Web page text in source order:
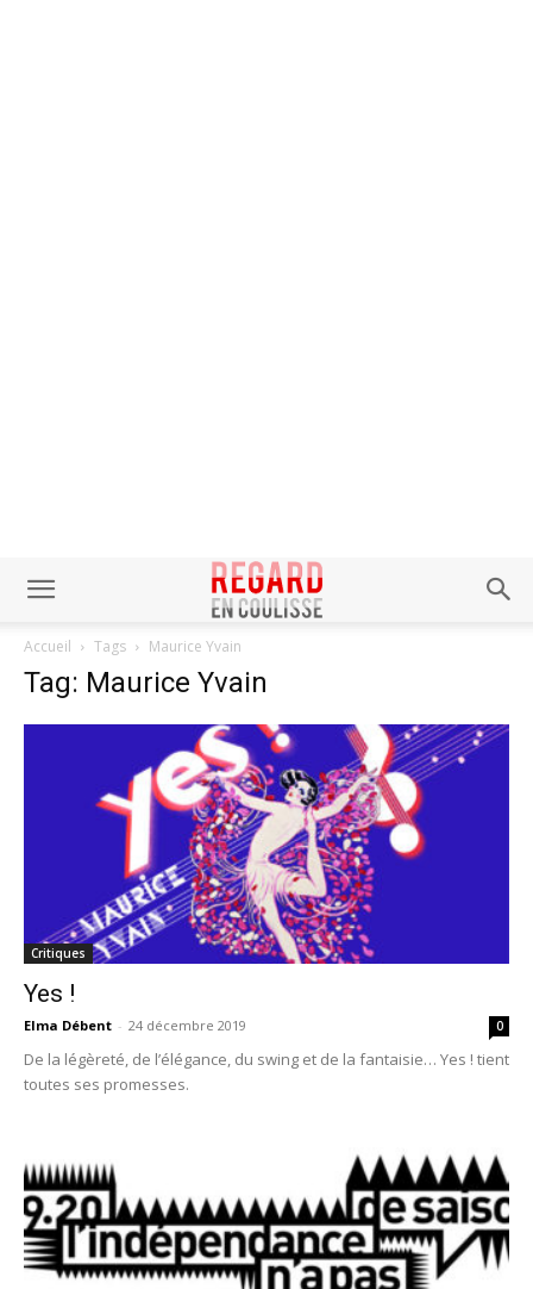
Accueil Tags Maurice Yvain
Tag: Maurice Yvain
Critiques
Yes !
Elma Débent - 24 décembre 2019 0
De la légèreté, de l’élégance, du swing et de la fantaisie… Yes ! tient
toutes ses promesses.